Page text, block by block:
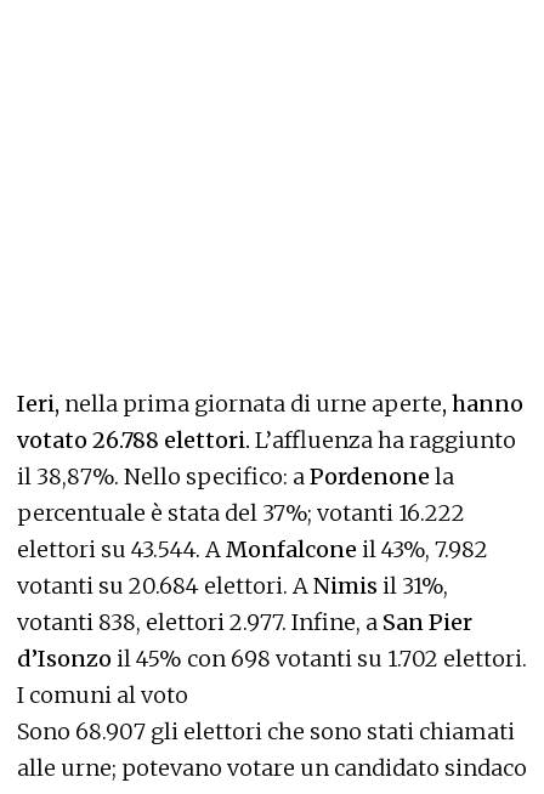
Ieri, nella prima giornata di urne aperte, hanno
votato 26.788 elettori. L’affluenza ha raggiunto
il 38,87%. Nello specifico: aPordenone la
percentuale è stata del 37%; votanti 16.222
elettori su 43.544. AMonfalcone il 43%, 7.982
votanti su 20.684 elettori. ANimis il 31%,
votanti 838, elettori 2.977. Infine, a San Pier
d’Isonzo il 45% con 698 votanti su 1.702 elettori.
I comuni al voto
Sono 68.907 gli elettori che sono stati chiamati
alle urne; potevano votare un candidato sindaco